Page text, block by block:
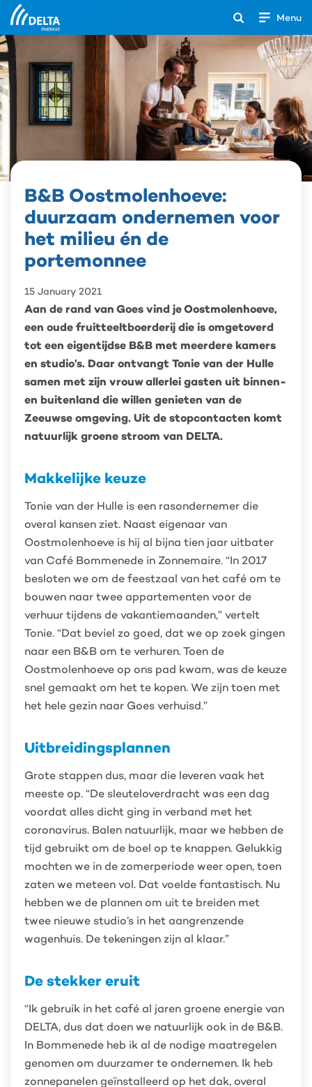
Menu
Open
het
zoekveld
Search
B&B
Oostmolenhoeve:
duurzaam
ondernemen
voor
het
milieu
én
de
portemonnee
B&B Oostmolenhoeve:
duurzaam ondernemen voor
het milieu én de
portemonnee
15 January 2021
Aan de rand van Goes vind je Oostmolenhoeve,
een oude fruitteeltboerderij die is omgetoverd
tot een eigentijdse B&B met meerdere kamers
en studio’s. Daar ontvangt Tonie van der Hulle
samen met zijn vrouw allerlei gasten uit binnen-
en buitenland die willen genieten van de
Zeeuwse omgeving. Uit de stopcontacten komt
natuurlijk groene stroom van DELTA.
Makkelijke keuze
Tonie van der Hulle is een rasondernemer die
overal kansen ziet. Naast eigenaar van
Oostmolenhoeve is hij al bijna tien jaar uitbater
van Café Bommenede in Zonnemaire. “In 2017
besloten we om de feestzaal van het café om te
bouwen naar twee appartementen voor de
verhuur tijdens de vakantiemaanden,” vertelt
Tonie. “Dat beviel zo goed, dat we op zoek gingen
naar een B&B om te verhuren. Toen de
Oostmolenhoeve op ons pad kwam, was de keuze
snel gemaakt om het te kopen. We zijn toen met
het hele gezin naar Goes verhuisd.”
Uitbreidingsplannen
Grote stappen dus, maar die leveren vaak het
meeste op. “De sleuteloverdracht was een dag
voordat alles dicht ging in verband met het
coronavirus. Balen natuurlijk, maar we hebben de
tijd gebruikt om de boel op te knappen. Gelukkig
mochten we in de zomerperiode weer open, toen
zaten we meteen vol. Dat voelde fantastisch. Nu
hebben we de plannen om uit te breiden met
twee nieuwe studio’s in het aangrenzende
wagenhuis. De tekeningen zijn al klaar.”
De stekker eruit
“Ik gebruik in het café al jaren groene energie van
DELTA, dus dat doen we natuurlijk ook in de B&B.
In Bommenede heb ik al de nodige maatregelen
genomen om duurzamer te ondernemen. Ik heb
zonnepanelen geïnstalleerd op het dak, overal